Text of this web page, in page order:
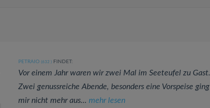
PETRAIO (632 )FINDET:
Vor einem Jahr waren wir zwei Mal im Seeteufel zu Gast.
Zwei genussreiche Abende, besonders eine Vorspeise ging
mir nicht mehr aus... mehr lesen